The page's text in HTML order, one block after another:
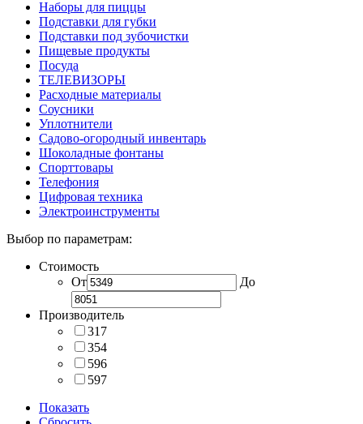
Наборы для пиццы
Подставки для губки
Подставки под зубочистки
Пищевые продукты
Посуда
ТЕЛЕВИЗОРЫ
Расходные материалы
Соусники
Уплотнители
Садово-огородный инвентарь
Шоколадные фонтаны
Спорттовары
Телефония
Цифровая техника
Электроинструменты
Выбор по параметрам:
Стоимость
От
До
Производитель
317
354
596
597
Показать